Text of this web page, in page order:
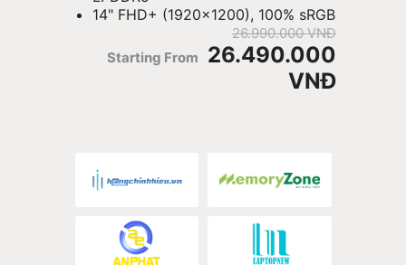
14" FHD+ (1920x1200), 100% sRGB
26.990.000 VNĐ
Starting From
26.490.000
VNĐ